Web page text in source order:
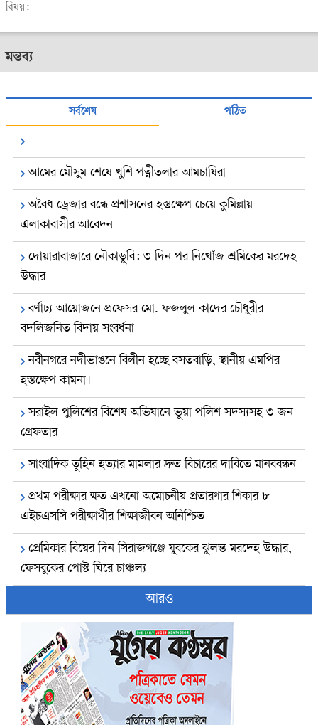
বিষয়:
মন্তব্য
সর্বশেষ পঠিত
আমের মৌসুম শেষে খুশি পত্নীতলার আমচাষিরা
অবৈধ ড্রেজার বন্ধে প্রশাসনের হস্তক্ষেপ চেয়ে কুমিল্লায়
এলাকাবাসীর আবেদন
দোয়ারাবাজারে নৌকাডুবি: ৩ দিন পর নিখোঁজ শ্রমিকের মরদেহ
উদ্ধার
বর্ণাঢ্য আয়োজনে প্রফেসর মো. ফজলুল কাদের চৌধুরীর
বদলিজনিত বিদায় সংবর্ধনা
নবীনগরে নদীভাঙনে বিলীন হচ্ছে বসতবাড়ি, স্থানীয় এমপির
হস্তক্ষেপ কামনা।
সরাইল পুলিশের বিশেষ অভিযানে ভুয়া পলিশ সদস্যসহ ৩ জন
গ্রেফতার
সাংবাদিক তুহিন হত্যার মামলার দ্রুত বিচারের দাবিতে মানববন্ধন
প্রথম পরীক্ষার ক্ষত এখনো অমোচনীয় প্রতারণার শিকার ৮
এইচএসসি পরীক্ষার্থীর শিক্ষাজীবন অনিশ্চিত
প্রেমিকার বিয়ের দিন সিরাজগঞ্জে যুবকের ঝুলন্ত মরদেহ উদ্ধার,
ফেসবুকের পোস্ট ঘিরে চাঞ্চল্য
আরও